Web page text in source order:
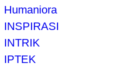
Humaniora
INSPIRASI
INTRIK
IPTEK